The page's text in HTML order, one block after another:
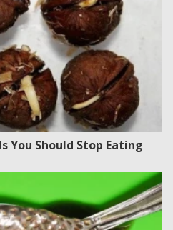
You Should Stop Eating